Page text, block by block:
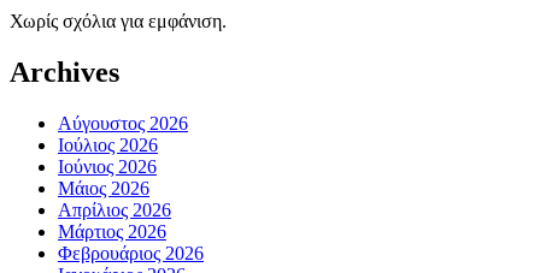
Χωρίς σχόλια για εμφάνιση.
Archives
Αύγουστος 2026
Ιούλιος 2026
Ιούνιος 2026
Μάιος 2026
Απρίλιος 2026
Μάρτιος 2026
Φεβρουάριος 2026